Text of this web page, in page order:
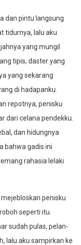
dan pintu langsung
tidurnya, lalu aku
yang mungil
tipis, daster yang
yang sekarang
di hadapanku.
repotnya, penisku
dari celana pendekku.
dan hidungnya
bahwa gadis ini
rahasia lelaki
penisku
seperti itu.
sudah pulas, pelan-
lalu aku sampirkan ke